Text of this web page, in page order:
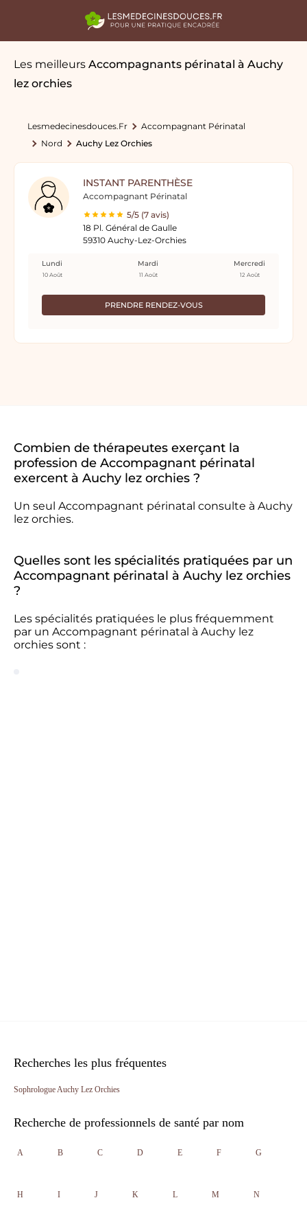
Les meilleurs Accompagnants périnatal à Auchy
lez orchies
Lesmedecinesdouces.fr
Accompagnant Périnatal
Nord
Auchy Lez Orchies
INSTANT PARENTHÈSE
Accompagnant Périnatal
5/5 (7 avis)
18 Pl. Général de Gaulle
59310 Auchy-Lez-Orchies
PRENDRE RENDEZ-VOUS
Lundi
10 Août
Mardi
11 Août
Mercredi
12 Août
Combien de thérapeutes exerçant la
profession de Accompagnant périnatal
exercent à Auchy lez orchies ?
Un seul Accompagnant périnatal consulte à Auchy
lez orchies.
Quelles sont les spécialités pratiquées par un
Accompagnant périnatal à Auchy lez orchies
?
Les spécialités pratiquées le plus fréquemment
par un Accompagnant périnatal à Auchy lez
orchies sont :
Recherches les plus fréquentes
Sophrologue Auchy Lez Orchies
Recherche de professionnels de santé par nom
A B C D E F G
H I J K L M N